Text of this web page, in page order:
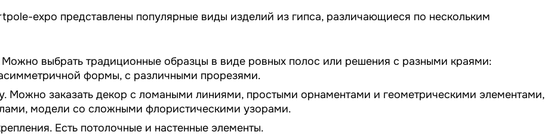
expo представлены популярные виды изделий из гипса, различающиеся по нескольким
выбрать традиционные образцы в виде ровных полос или решения с разными краями:
формы, с различными прорезями.
Можно заказать декор с ломаными линиями, простыми орнаментами и геометрическими элементами,
модели со сложными флористическими узорами.
Есть потолочные и настенные элементы.